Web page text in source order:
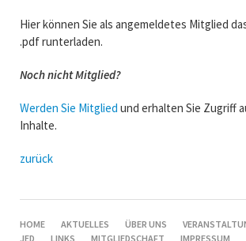
Hier können Sie als angemeldetes Mitglied
.pdf runterladen.
Noch nicht Mitglied?
Werden Sie Mitglied und erhalten Sie Zugriff
Inhalte.
zurück
NAVIGATION
ÜBERSPRINGEN
HOME AKTUELLES ÜBER UNS
JED
LINKS MITGLIEDSCHAFT IMPRESSUM